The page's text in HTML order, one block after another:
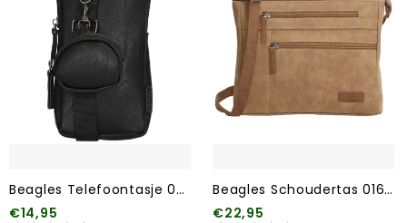
Beagles Telefoontasje 001 Zwart
€14,95
Beagles Schoudertas 016 Taupe
€22,95